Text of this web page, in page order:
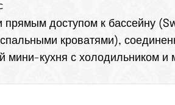
доступом к бассейну
кроватями),
мини-кухня с холодильником